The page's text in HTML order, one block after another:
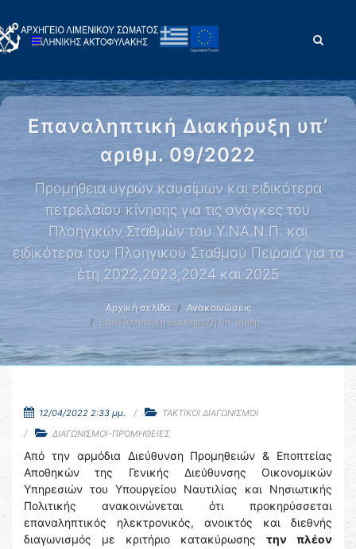
Επαναληπτική Διακήρυξη υπ’
αριθμ. 09/2022
Προμήθεια υγρών καυσίμων και ειδικότερα
πετρελαίου κίνησης για τις ανάγκες του
Πλοηγικών Σταθμών του Υ.ΝΑ.Ν.Π. και
ειδικότερα του Πλοηγικού Σταθμού Πειραιά για τα
έτη 2022,2023,2024 και 2025
Αρχική σελίδα
Ανακοινώσεις
Επαναληπτική Διακήρυξη υπ’ αριθμ. …
12/04/2022 2:33 μμ.
ΤΑΚΤΙΚΟΙ ΔΙΑΓΩΝΙΣΜΟΙ
ΔΙΑΓΩΝΙΣΜΟΙ-ΠΡΟΜΗΘΕΙΕΣ
Από την αρμόδια Διεύθυνση Προμηθειών & Εποπτείας
Αποθηκών της Γενικής Διεύθυνσης Οικονομικών
Υπηρεσιών του Υπουργείου Ναυτιλίας και Νησιωτικής
Πολιτικής ανακοινώνεται ότι προκηρύσσεται
επαναληπτικός ηλεκτρονικός, ανοικτός και διεθνής
διαγωνισμός με κριτήριο κατακύρωσης την πλέον